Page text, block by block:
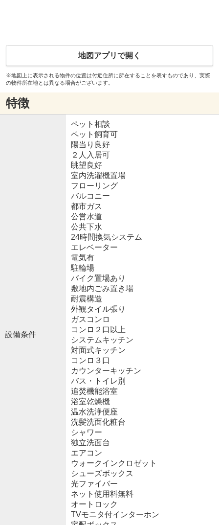
地図アプリで開く
※地図上に表示される物件の位置は付近住所に所在することを表すものであり、実際
の物件所在地とは異なる場合がございます。
特徴
設備条件
ペット相談
ペット飼育可
陽当り良好
２人入居可
眺望良好
室内洗濯機置場
フローリング
バルコニー
都市ガス
公営水道
公共下水
24時間換気システム
エレベーター
電気有
駐輪場
バイク置場あり
敷地内ごみ置き場
耐震構造
外観タイル張り
ガスコンロ
コンロ２口以上
システムキッチン
対面式キッチン
コンロ３口
カウンターキッチン
バス・トイレ別
追焚機能浴室
浴室乾燥機
温水洗浄便座
洗髪洗面化粧台
シャワー
独立洗面台
エアコン
ウォークインクロゼット
シューズボックス
光ファイバー
ネット使用料無料
オートロック
TVモニタ付インターホン